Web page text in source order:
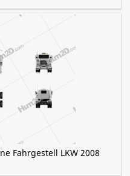
Fahrgestell LKW 2008